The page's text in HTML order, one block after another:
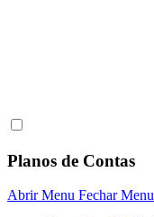
Planos de Contas
Abrir Menu Fechar Menu